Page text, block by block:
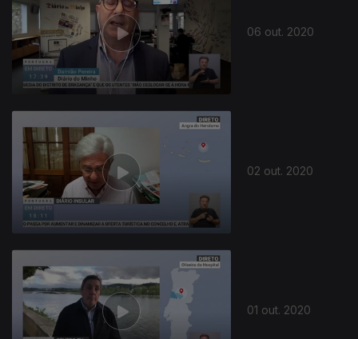
06 out. 2020
02 out. 2020
01 out. 2020